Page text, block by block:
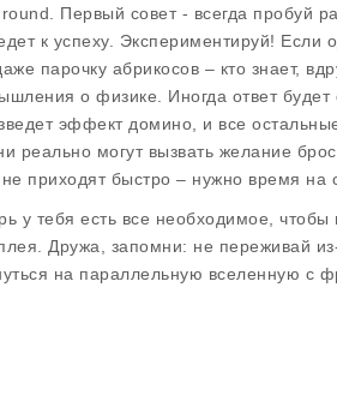
. Первый совет - всегда пробуй
к успеху. Экспериментируй! Если
парочку абрикосов – кто знает,
о физике. Иногда ответ
эффект домино, и все
реально могут вызвать желание
приходят быстро – нужно время на
у тебя есть все необходимое, чтобы
Дружа, запомни: не переживай
на параллельную вселенную с